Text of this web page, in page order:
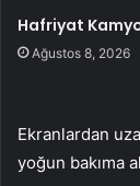
Hafriyat
Ağustos 8, 2026
Ekranlardan
yoğun bakıma